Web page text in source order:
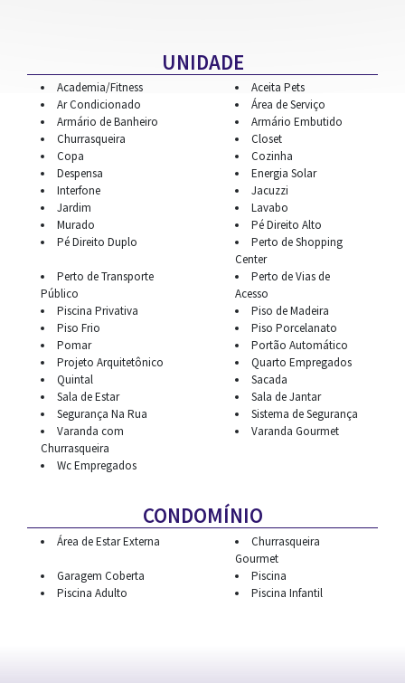
UNIDADE
Academia/Fitness
Aceita Pets
Ar Condicionado
Área de Serviço
Armário de Banheiro
Armário Embutido
Churrasqueira
Closet
Copa
Cozinha
Despensa
Energia Solar
Interfone
Jacuzzi
Jardim
Lavabo
Murado
Pé Direito Alto
Pé Direito Duplo
Perto de Shopping
Center
Perto de Transporte
Público
Perto de Vias de
Acesso
Piscina Privativa
Piso de Madeira
Piso Frio
Piso Porcelanato
Pomar
Portão Automático
Projeto Arquitetônico
Quarto Empregados
Quintal
Sacada
Sala de Estar
Sala de Jantar
Segurança Na Rua
Sistema de Segurança
Varanda com
Churrasqueira
Varanda Gourmet
Wc Empregados
CONDOMÍNIO
Área de Estar Externa
Churrasqueira
Gourmet
Garagem Coberta
Piscina
Piscina Adulto
Piscina Infantil